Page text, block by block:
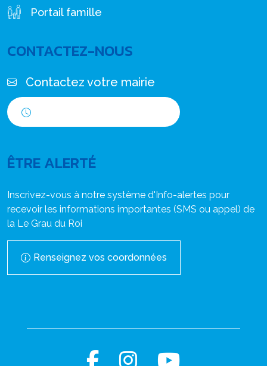
Portail famille
CONTACTEZ-NOUS
Contactez votre mairie
ÊTRE ALERTÉ
Inscrivez-vous à notre système d'Info-alertes pour
recevoir les informations importantes (SMS ou appel) de
la Le Grau du Roi
Renseignez vos coordonnées